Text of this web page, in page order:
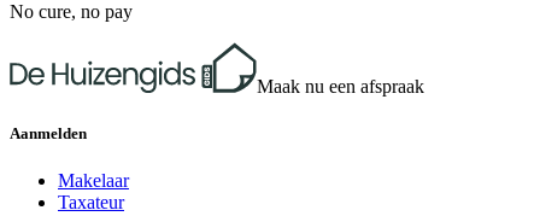
No cure, no pay
Maak nu een afspraak
Aanmelden
Makelaar
Taxateur